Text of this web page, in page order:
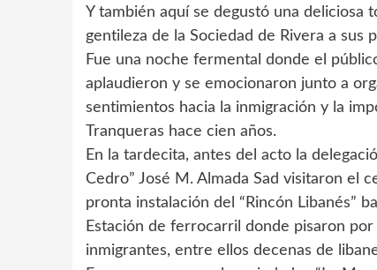
Y también aquí se degustó una deliciosa
gentileza de la Sociedad de Rivera a sus
Fue una noche fermental donde el
aplaudieron y se emocionaron junto a
sentimientos hacia la inmigración y la
Tranqueras hace cien años.
En la tardecita, antes del acto la
Cedro” José M. Almada Sad visitaron el
pronta instalación del “Rincón Libanés”
Estación de ferrocarril donde pisaron
inmigrantes, entre ellos decenas de